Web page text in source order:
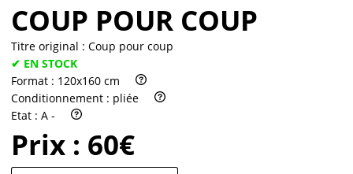
COUP POUR COUP
Titre original : Coup pour coup
✔ EN STOCK
Format : 120x160 cm
Conditionnement : pliée
Etat : A -
Prix : 60€